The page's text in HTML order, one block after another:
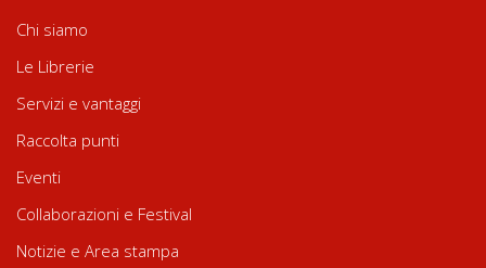
Chi siamo
Le Librerie
Servizi e vantaggi
Raccolta punti
Eventi
Collaborazioni e Festival
Notizie e Area stampa